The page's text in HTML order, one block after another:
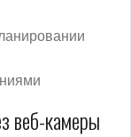
веб-камеры